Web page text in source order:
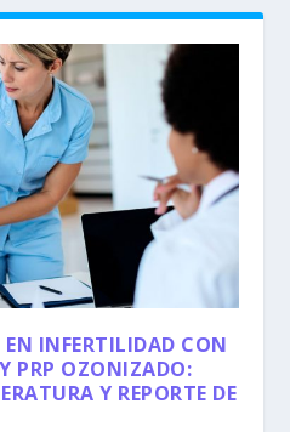
EN INFERTILIDAD CON
PRP OZONIZADO:
Y REPORTE DE